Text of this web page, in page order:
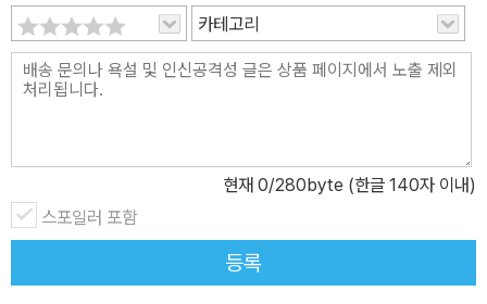
이 평화를 유지하고 살 때 우리 몸도 건강을 유지한다. 특히 입속은 우
리 몸에서 가장 다양한 종류의 미생물이 사는 곳이기 때문에, 특히 미
생물간의 조화가 중요하다. DNA 분석기술의 발달로 미생물에 대한
이해가 깊어지면서, 우리는 특정한 병을 일으키는 것이 특정 세균뿐
나 면역이 약해질 때 미생물 생태계의 조화가 깨지고, 그러면 병을 일
으키는 데 핵심적인 역할을 하는 세균이 전면에 나서 수를 늘리기 시
작한다. 그러면 평소 무던하게 지내던 미생물들 중에서 바뀐 변화에
발맞춰 병을 일으키는 세균으로 돌변한다. 결국 중요한 것은 우리 입
속 미생물의 생태계를 건강하게 유지하는 것이다. 잇몸병으로 병원을
카테고리
현재 0/280byte (한글 140자 이내)
스포일러 포함
등록